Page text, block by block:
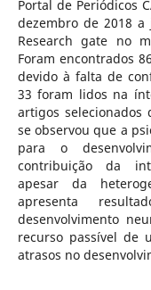
Portal de Periódicos
dezembro de 2018
Research gate no
Foram encontrados
devido à falta de
33 foram lidos na
artigos selecionados
se observou que a
para o
contribuição da
apesar da
apresenta
desenvolvimento
recurso passível de
atrasos no